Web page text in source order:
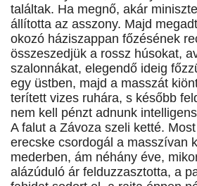
találtak. Ha megnő, akár
állította az asszony. Majd
okozó háziszappan főzésének
összeszedjük a rossz húsokat,
szalonnákat, elegendő ideig
egy üstben, majd a masszát
terített vizes ruhára, s később
nem kell pénzt adnunk
A falut a Závoza szeli ketté.
erecske csordogál a masszívan
mederben, ám néhány éve,
alázúduló ár felduzzasztotta, a